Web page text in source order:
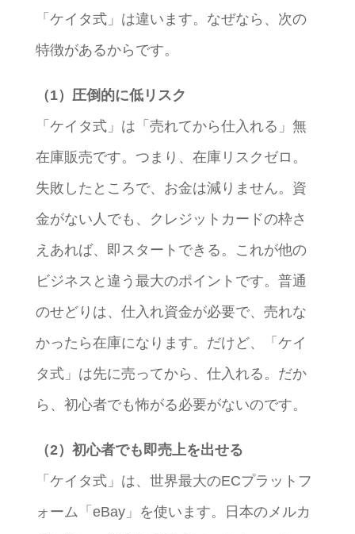
「ケイタ式」は違います。なぜなら、次の
特徴があるからです。
（1）圧倒的に低リスク
「ケイタ式」は「売れてから仕入れる」無
在庫販売です。つまり、在庫リスクゼロ。
失敗したところで、お金は減りません。資
金がない人でも、クレジットカードの枠さ
えあれば、即スタートできる。これが他の
ビジネスと違う最大のポイントです。普通
のせどりは、仕入れ資金が必要で、売れな
かったら在庫になります。だけど、「ケイ
タ式」は先に売ってから、仕入れる。だか
ら、初心者でも怖がる必要がないのです。
（2）初心者でも即売上を出せる
「ケイタ式」は、世界最大のECプラットフ
ォーム「eBay」を使います。日本のメルカ